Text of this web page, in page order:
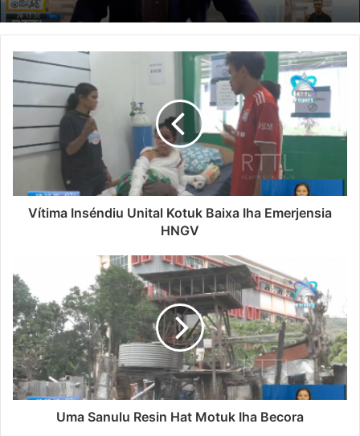
Vítima Inséndiu Unital Kotuk Baixa Iha Emerjensia
HNGV
Uma Sanulu Resin Hat Motuk Iha Becora